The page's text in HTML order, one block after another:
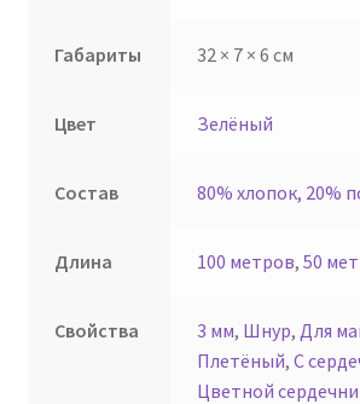
Габариты 32 × 7 × 6 см
Цвет Зелёный
Состав 80% хлопок, 20%
Длина 100 метров,50
Свойства 3 мм, Шнур, Для
Плетёный,С
Цветной